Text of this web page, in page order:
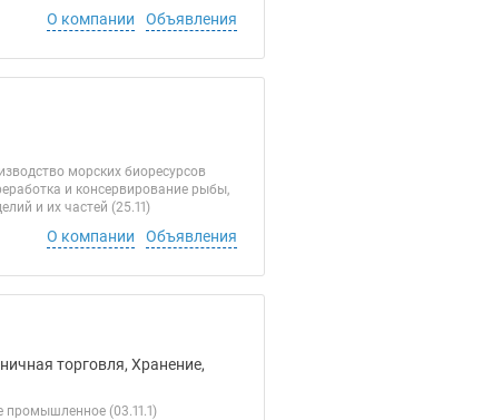
О компании Объявления
морских биоресурсов
и консервирование рыбы,
и их частей (25.11)
О компании Объявления
торговля, Хранение,
промышленное (03.11.1)